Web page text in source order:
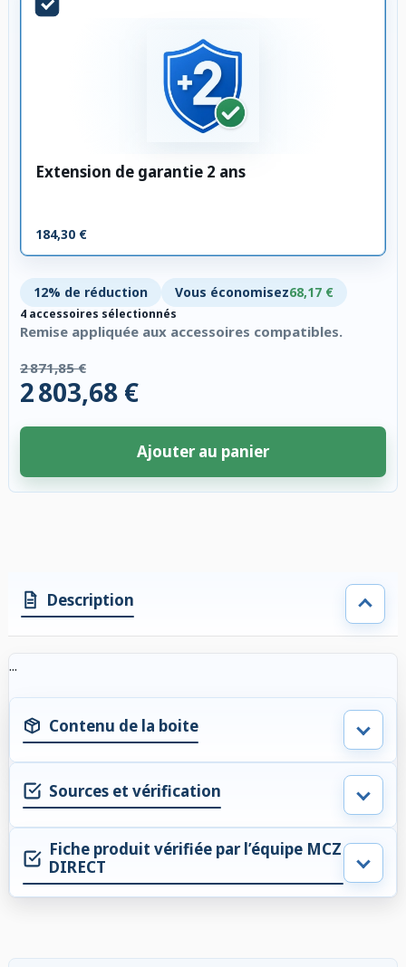
Extension de garantie 2 ans
184,30 €
12% de réduction Vous économisez68,17 €
4 accessoires sélectionnés
Remise appliquée aux accessoires compatibles.
2 871,85 €
2 803,68 €
Ajouter au panier
Description
...
Contenu de la boite
Sources et vérification
Fiche produit vérifiée par l’équipe MCZ
DIRECT